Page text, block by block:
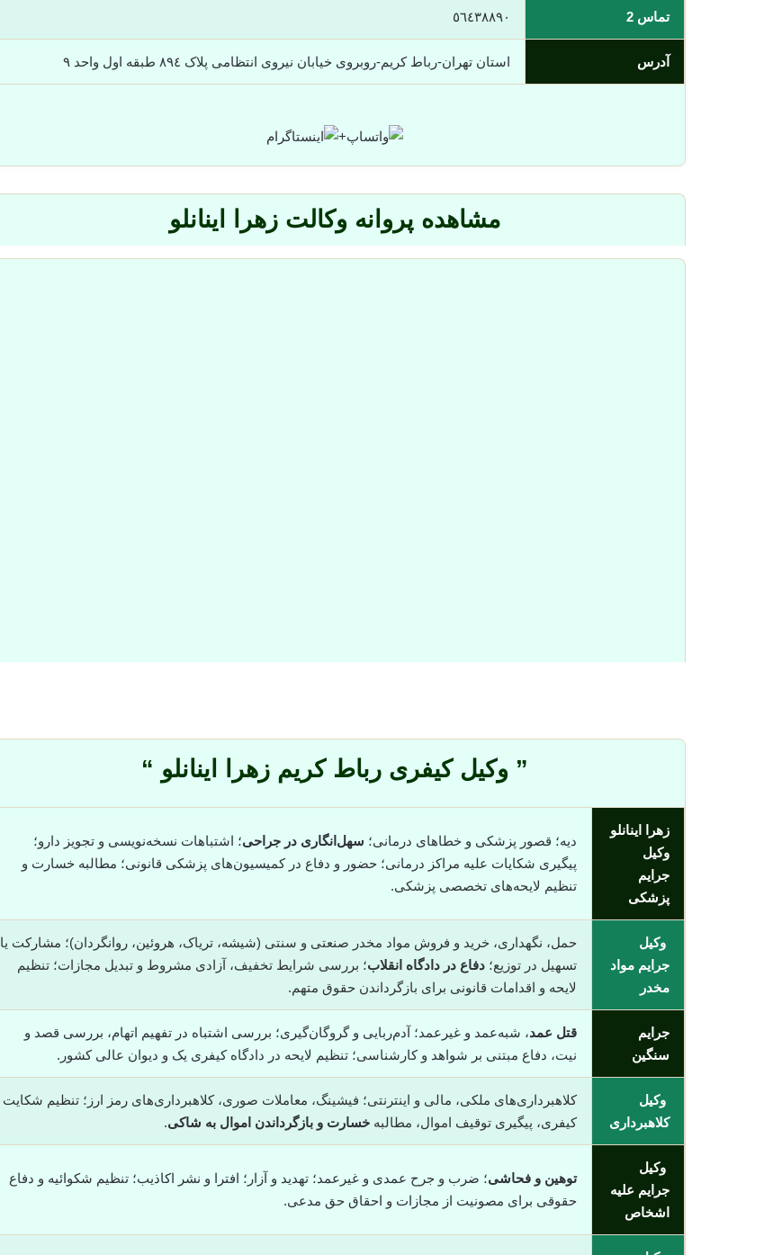
تماس 2 ٥٦٤٣٨٨٩٠
آدرس استان تهران-رباط کریم-روبروی خیابان نیروی انتظامی پلاک ٨٩٤ طبقه اول واحد ٩
+
مشاهده پروانه وکالت زهرا اینانلو
” وکیل کیفری رباط کریم زهرا اینانلو “
زهرا اینانلو
وکیل
جرایم
پزشکی
دیه؛ قصور پزشکی و خطاهای درمانی؛ سهل‌انگاری در جراحی؛ اشتباهات نسخه‌نویسی و تجویز دارو؛
پیگیری شکایات علیه مراکز درمانی؛ حضور و دفاع در کمیسیون‌های پزشکی قانونی؛ مطالبه خسارت و
تنظیم لایحه‌های تخصصی پزشکی.
وکیل
جرایم مواد
مخدر
حمل، نگهداری، خرید و فروش مواد مخدر صنعتی و سنتی (شیشه، تریاک، هروئین، روانگردان)؛ مشارکت یا
تسهیل در توزیع؛ دفاع در دادگاه انقلاب؛ بررسی شرایط تخفیف، آزادی مشروط و تبدیل مجازات؛ تنظیم
لایحه و اقدامات قانونی برای بازگرداندن حقوق متهم.
جرایم
سنگین
قتل عمد، شبه‌عمد و غیرعمد؛ آدم‌ربایی و گروگان‌گیری؛ بررسی اشتباه در تفهیم اتهام، بررسی قصد و
نیت، دفاع مبتنی بر شواهد و کارشناسی؛ تنظیم لایحه در دادگاه کیفری یک و دیوان عالی کشور.
وکیل
کلاهبرداری
کلاهبرداری‌های ملکی، مالی و اینترنتی؛ فیشینگ، معاملات صوری، کلاهبرداری‌های رمز ارز؛ تنظیم شکایت
کیفری، پیگیری توقیف اموال، مطالبه خسارت و بازگرداندن اموال به شاکی.
وکیل
جرایم علیه
اشخاص
توهین و فحاشی؛ ضرب و جرح عمدی و غیرعمد؛ تهدید و آزار؛ افترا و نشر اکاذیب؛ تنظیم شکوائیه و دفاع
حقوقی برای مصونیت از مجازات و احقاق حق مدعی.